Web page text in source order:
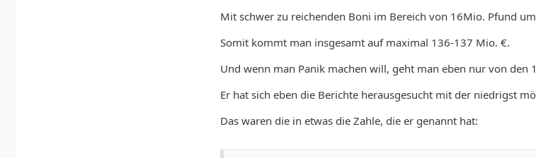
Mit schwer zu reichenden Boni im Bereich von 16Mio. Pfund
Somit kommt man insgesamt auf maximal 136-137 Mio. €.
Und wenn man Panik machen will, geht man eben nur von
Er hat sich eben die Berichte herausgesucht mit der niedrigst
Das waren die in etwas die Zahle, die er genannt hat: